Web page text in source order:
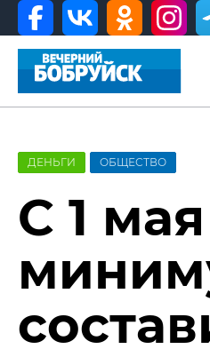
ДЕНЬГИ ОБЩЕСТВО
С 1